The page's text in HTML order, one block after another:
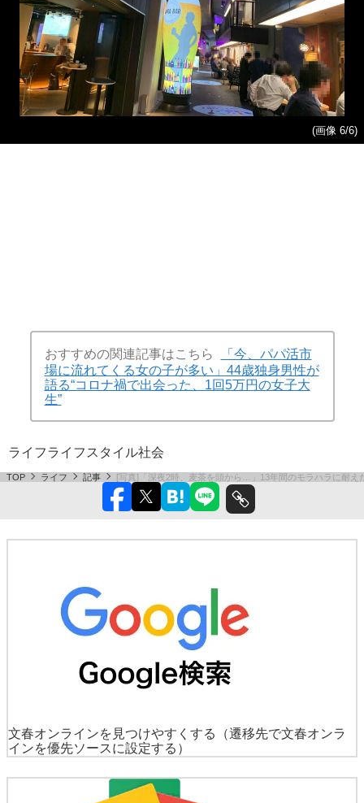
(画像 6/6)
おすすめの関連記事はこちら
「今、パパ活市
場に流れてくる女の子が多い」44歳独身男性が
語る“コロナ禍で出会った、1回5万円の女子大
生”
ライフライフスタイル社会
TOP ライフ 記事 [写真]「深夜2時、麦茶を頭から…」13年間のモラハラに耐え
文春オンラインを見つけやすくする
（遷移先で文春オンラ
インを優先ソースに設定する）